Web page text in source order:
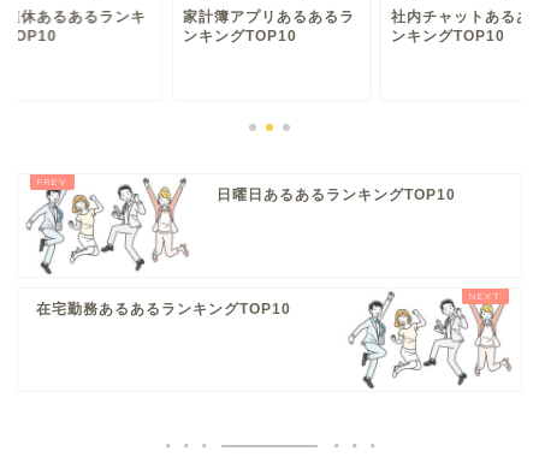
連休あるあるランキ
TOP10
家計簿アプリあるあるラ
ンキングTOP10
社内チャットあるあ
ンキングTOP10
日曜日あるあるランキングTOP10
在宅勤務あるあるランキングTOP10